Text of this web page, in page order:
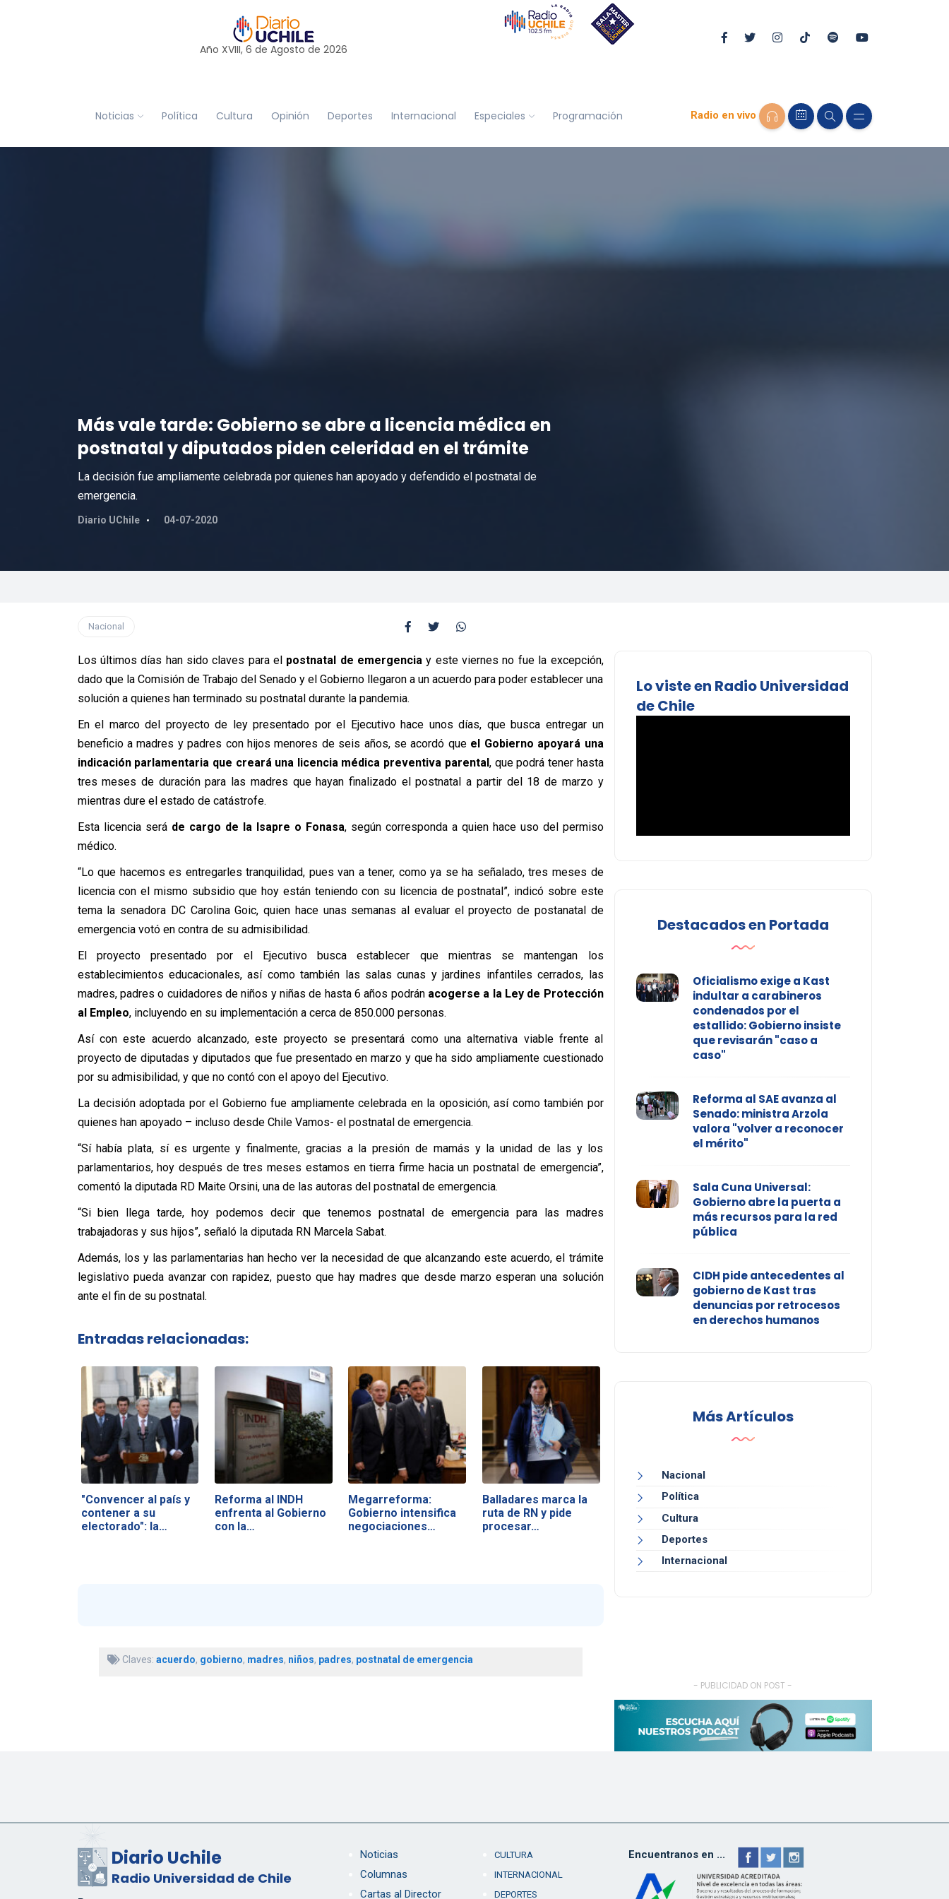
Año XVIII, 6 de Agosto de 2026
Noticias Política Cultura Opinión Deportes Internacional Especiales Programación Radio en vivo
Más vale tarde: Gobierno se abre a licencia médica en
postnatal y diputados piden celeridad en el trámite
La decisión fue ampliamente celebrada por quienes han apoyado y defendido el postnatal de
emergencia.
Diario UChile 04-07-2020
Nacional
Los últimos días han sido claves para el postnatal de emergencia y este viernes no fue la excepción,
dado que la Comisión de Trabajo del Senado y el Gobierno llegaron a un acuerdo para poder establecer una
solución a quienes han terminado su postnatal durante la pandemia.
En el marco del proyecto de ley presentado por el Ejecutivo hace unos días, que busca entregar un
beneficio a madres y padres con hijos menores de seis años, se acordó que el Gobierno apoyará una
indicación parlamentaria que creará una licencia médica preventiva parental, que podrá tener hasta
tres meses de duración para las madres que hayan finalizado el postnatal a partir del 18 de marzo y
mientras dure el estado de catástrofe.
Esta licencia será de cargo de la Isapre o Fonasa, según corresponda a quien hace uso del permiso
médico.
“Lo que hacemos es entregarles tranquilidad, pues van a tener, como ya se ha señalado, tres meses de
licencia con el mismo subsidio que hoy están teniendo con su licencia de postnatal”, indicó sobre este
tema la senadora DC Carolina Goic, quien hace unas semanas al evaluar el proyecto de postanatal de
emergencia votó en contra de su admisibilidad.
El proyecto presentado por el Ejecutivo busca establecer que mientras se mantengan los
establecimientos educacionales, así como también las salas cunas y jardines infantiles cerrados, las
madres, padres o cuidadores de niños y niñas de hasta 6 años podrán acogerse a la Ley de Protección
al Empleo, incluyendo en su implementación a cerca de 850.000 personas.
Así con este acuerdo alcanzado, este proyecto se presentará como una alternativa viable frente al
proyecto de diputadas y diputados que fue presentado en marzo y que ha sido ampliamente cuestionado
por su admisibilidad, y que no contó con el apoyo del Ejecutivo.
La decisión adoptada por el Gobierno fue ampliamente celebrada en la oposición, así como también por
quienes han apoyado – incluso desde Chile Vamos- el postnatal de emergencia.
“Sí había plata, sí es urgente y finalmente, gracias a la presión de mamás y la unidad de las y los
parlamentarios, hoy después de tres meses estamos en tierra firme hacia un postnatal de emergencia”,
comentó la diputada RD Maite Orsini, una de las autoras del postnatal de emergencia.
“Si bien llega tarde, hoy podemos decir que tenemos postnatal de emergencia para las madres
trabajadoras y sus hijos”, señaló la diputada RN Marcela Sabat.
Además, los y las parlamentarias han hecho ver la necesidad de que alcanzando este acuerdo, el trámite
legislativo pueda avanzar con rapidez, puesto que hay madres que desde marzo esperan una solución
ante el fin de su postnatal.
Entradas relacionadas:
"Convencer al país y
contener a su
electorado": la…
Reforma al INDH
enfrenta al Gobierno
con la…
Megarreforma:
Gobierno intensifica
negociaciones…
Balladares marca la
ruta de RN y pide
procesar…
Claves: acuerdo, gobierno, madres, niños, padres, postnatal de emergencia
Lo viste en Radio Universidad
de Chile
Destacados en Portada
Oficialismo exige a Kast
indultar a carabineros
condenados por el
estallido: Gobierno insiste
que revisarán "caso a
caso"
Reforma al SAE avanza al
Senado: ministra Arzola
valora "volver a reconocer
el mérito"
Sala Cuna Universal:
Gobierno abre la puerta a
más recursos para la red
pública
CIDH pide antecedentes al
gobierno de Kast tras
denuncias por retrocesos
en derechos humanos
Más Artículos
Nacional
Política
Cultura
Deportes
Internacional
- PUBLICIDAD ON POST -
Diario Uchile
Radio Universidad de Chile
Noticias
Columnas
Cartas al Director
CULTURA
INTERNACIONAL
DEPORTES
Encuentranos en ...